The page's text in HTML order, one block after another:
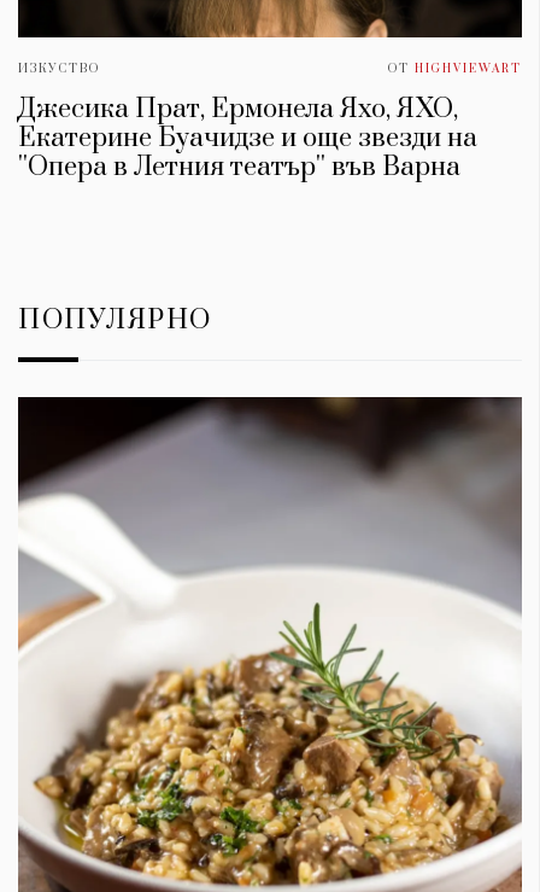
ИЗКУСТВО ОТ HIGHVIEWART
Джесика Прат, Ермонела Яхо, ЯХО,
Екатерине Буачидзе и още звезди на
''Опера в Летния театър'' във Варна
ПОПУЛЯРНО